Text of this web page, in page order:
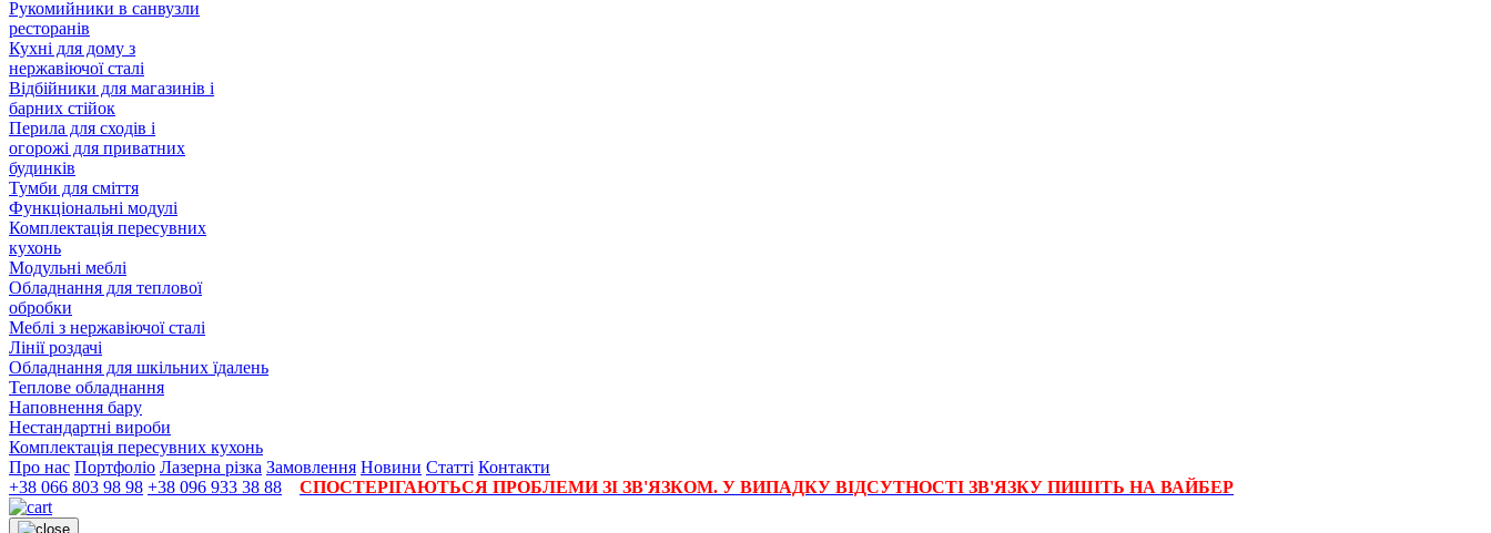
Рукомийники в санвузли
ресторанів
Кухні для дому з
нержавіючої сталі
Відбійники для магазинів і
барних стійок
Перила для сходів і
огорожі для приватних
будинків
Тумби для сміття
Функціональні модулі
Комплектація пересувних
кухонь
Модульні меблі
Обладнання для теплової
обробки
Меблі з нержавіючої сталі
Лінії роздачі
Обладнання для шкільних їдалень
Теплове обладнання
Наповнення бару
Нестандартні вироби
Комплектація пересувних кухонь
Про нас Портфоліо Лазерна різка Замовлення Новини Статті Контакти
+38 066 803 98 98 +38 096 933 38 88 СПОСТЕРІГАЮТЬСЯ ПРОБЛЕМИ ЗІ ЗВ'ЯЗКОМ. У ВИПАДКУ ВІДСУТНОСТІ ЗВ'ЯЗКУ ПИШІТЬ НА ВАЙБЕР